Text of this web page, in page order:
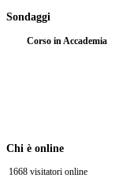
Sondaggi
Corso in Accademia
Chi è online
1668 visitatori online